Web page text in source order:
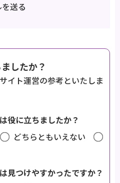
送る
したか？
イト運営の参考といたしま
役に立ちましたか？
どちらともいえない
見つけやすかったですか？